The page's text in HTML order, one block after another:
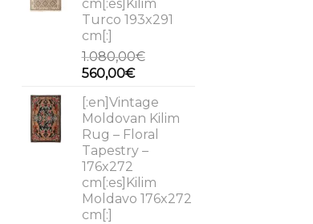
cm[:es]Kilim
Turco 193x291
cm[:]
1.080,00€
Original
was:
1.080,00€.
560,00€Current
is:
560,00€.
[:en]Vintage
Moldovan Kilim
Rug – Floral
Tapestry –
176x272
cm[:es]Kilim
Moldavo 176x272
cm[:]